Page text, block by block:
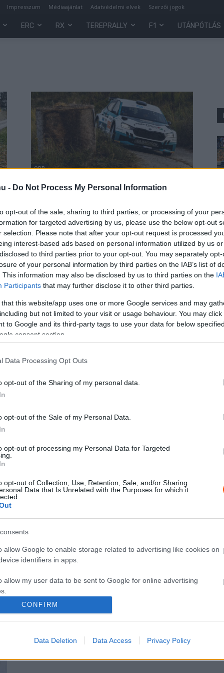
- Do Not Process My Personal Information
opt-out of the sale, sharing to third parties, or processing of your
for targeted advertising by us, please use the below opt-out
selection. Please note that after your opt-out request is processed
interest-based ads based on personal information utilized by us
to third parties prior to your opt-out. You may separately
of your personal information by third parties on the IAB’s list of
This information may also be disclosed by us to third parties on the
Participants that may further disclose it to other third parties.
that this website/app uses one or more Google services and may
but not limited to your visit or usage behaviour. You may
to Google and its third-party tags to use your data for below
consent section.
Data Processing Opt Outs
opt-out of the Sharing of my personal data.
opt-out of the Sale of my Personal Data.
opt-out of processing my Personal Data for Targeted
opt-out of Collection, Use, Retention, Sale, and/or Sharing
Data that Is Unrelated with the Purposes for which it
allow Google to enable storage related to advertising like cookies on
identifiers in apps.
allow my user data to be sent to Google for online advertising
allow Google to send me personalized advertising.
allow Google to enable storage related to analytics like cookies on
CONFIRM
Data Deletion Data Access Privacy Policy
Impresszum Médiaajánlat Adatvédelmi elvek Szerzői jogok
ERC RX TEREPRALLY F1 UTÁNPÓTLÁS
0
ORB
75 páros nevezett a Zemplén
mezőnyben
Lakner Gábor - 2025. október 26. 0
ERC
Wagner simán nyert Ausztriában,
jól szerepeltek a magyar
Hund Gábor - 2025. március 30.
0
NE VEDD EL
szakaszgyőzelemmel kezdte
2024-et, Klausz a legjobb 10-ben
Négy magyar versenyző indul a
Janner Rallyn